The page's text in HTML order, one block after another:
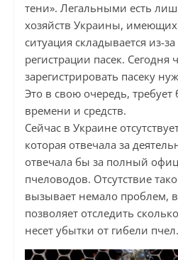
тени». Легальными есть
хозяйств Украины, имеющих
ситуация складывается из-
регистрации пасек. Сегодня
зарегистрировать пасеку
Это в свою очередь, требует
времени и средств.
Сейчас в Украине
которая отвечала за
отвечала бы за полный
пчеловодов. Отсутствие
вызывает немало проблем, в
позволяет отследить
несет убытки от гибели пчел.